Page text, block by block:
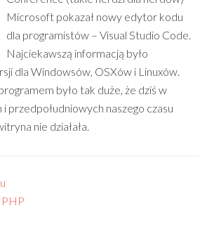
Microsoft pokazał nowy edytor kodu
dla programistów – Visual Studio Code.
Najciekawszą informacją było
dla Windowsów, OSXów i Linuxów.
było tak duże, że dziś w
i przedpołudniowych naszego czasu
nie działała.
PHP